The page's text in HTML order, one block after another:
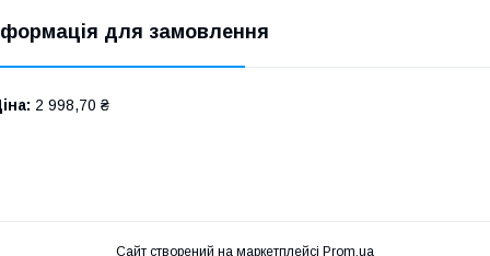
для замовлення
2 998,70 ₴
Сайт створений на маркетплейсі Prom.ua